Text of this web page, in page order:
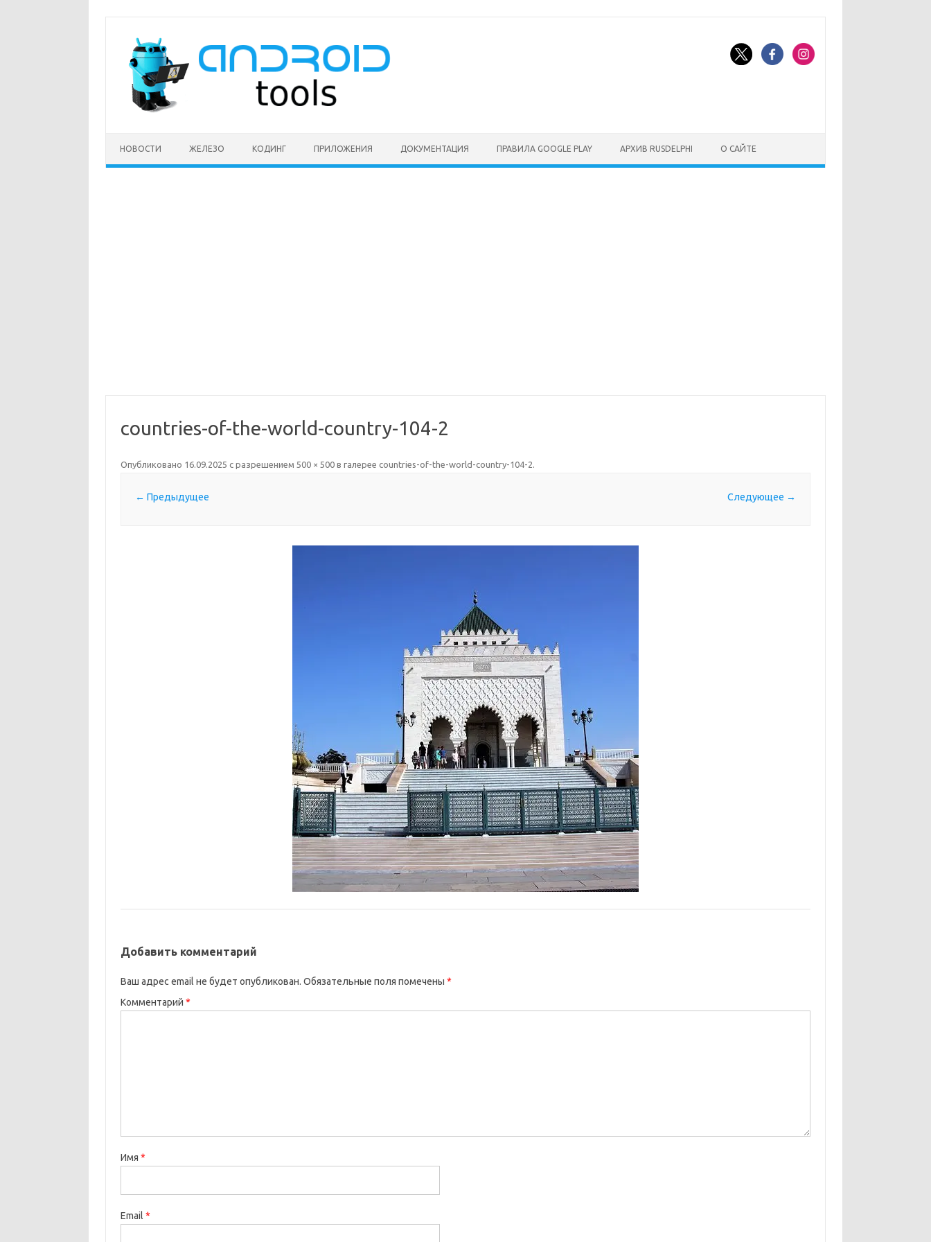
содержимому
НОВОСТИ ЖЕЛЕЗО КОДИНГ ПРИЛОЖЕНИЯ ДОКУМЕНТАЦИЯ ПРАВИЛА GOOGLE PLAY АРХИВ RUSDELPHI О САЙТЕ
countries-of-the-world-country-104-2
Опубликовано 16.09.2025 с разрешением 500 × 500в галерее countries-of-the-world-country-104-2.
← Предыдущее Следующее →
Добавить комментарий
Ваш адрес email не будет опубликован. Обязательные поля помечены *
Комментарий *
Имя *
Email *